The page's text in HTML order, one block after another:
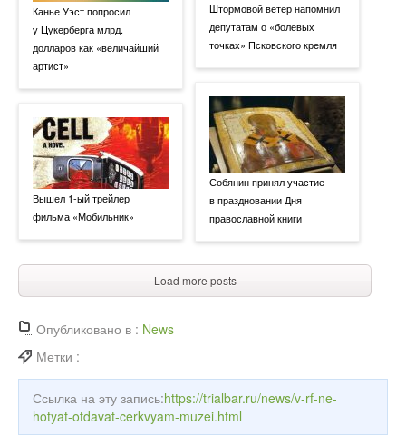
Канье Уэст попросил
у Цукерберга млрд.
долларов как «величайший
артист»
Вышел 1-ый трейлер
фильма «Мобильник»
Штормовой ветер напомнил
депутатам о «болевых
точках» Псковского кремля
Собянин принял участие
в праздновании Дня
православной книги
Load more posts
Опубликовано в : News
Метки :
Ссылка на эту запись:https://trialbar.ru/news/v-rf-ne-
hotyat-otdavat-cerkvyam-muzei.html